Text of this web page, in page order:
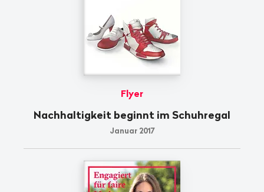
Flyer
Nachhaltigkeit beginnt im Schuhregal
Januar 2017